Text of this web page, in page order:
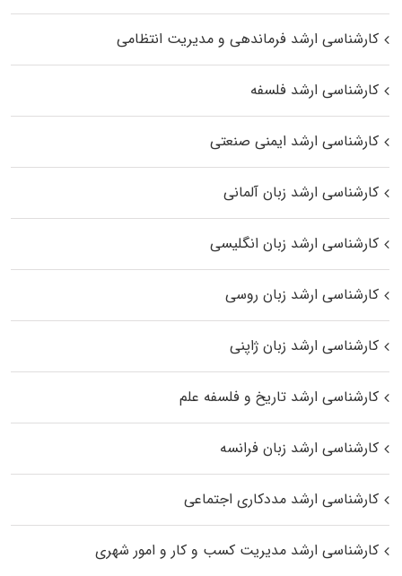
کارشناسی ارشد فرماندهی و مدیریت انتظامی
کارشناسی ارشد فلسفه
کارشناسی ارشد ایمنی صنعتی
کارشناسی ارشد زبان آلمانی
کارشناسی ارشد زبان انگلیسی
کارشناسی ارشد زبان روسی
کارشناسی ارشد زبان ژاپنی
کارشناسی ارشد تاریخ و فلسفه علم
کارشناسی ارشد زبان فرانسه
کارشناسی ارشد مددکاری اجتماعی
کارشناسی ارشد مدیریت کسب و کار و امور شهری